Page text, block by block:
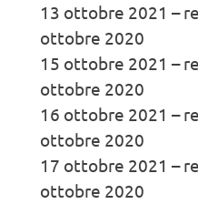
13 ottobre 2021 –
ottobre 2020
15 ottobre 2021 –
ottobre 2020
16 ottobre 2021 –
ottobre 2020
17 ottobre 2021 –
ottobre 2020